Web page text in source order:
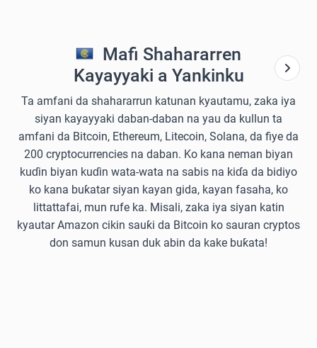
Mafi Shahararren
Kayayyaki a Yankinku
Ta amfani da shahararrun katunan kyautamu, zaka iya
siyan kayayyaki daban-daban na yau da kullun ta
amfani da Bitcoin, Ethereum, Litecoin, Solana, da fiye da
200 cryptocurrencies na daban. Ko kana neman biyan
kuɗin biyan kuɗin wata-wata na sabis na kiɗa da bidiyo
ko kana buƙatar siyan kayan gida, kayan fasaha, ko
littattafai, mun rufe ka. Misali, zaka iya siyan katin
kyautar Amazon cikin sauƙi da Bitcoin ko sauran cryptos
don samun kusan duk abin da kake buƙata!